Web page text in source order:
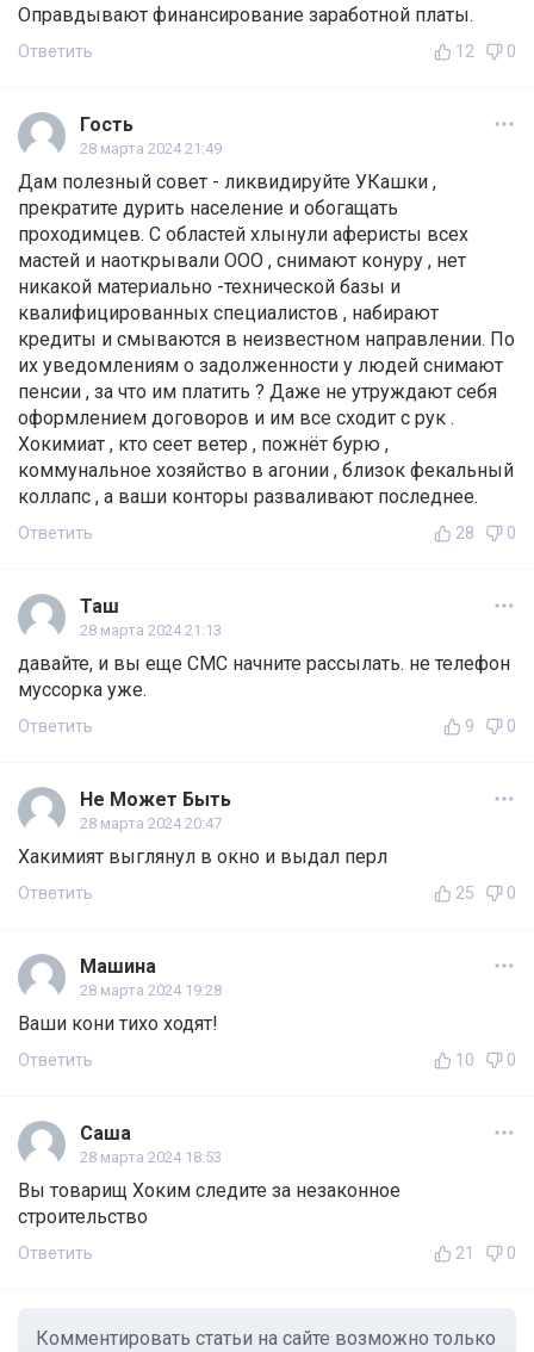
Оправдывают финансирование заработной платы.
Ответить 12 0
Гость
28 марта 2024 21:49
Дам полезный совет - ликвидируйте УКашки ,
прекратите дурить население и обогащать
проходимцев. С областей хлынули аферисты всех
мастей и наоткрывали ООО , снимают конуру , нет
никакой материально -технической базы и
квалифицированных специалистов , набирают
кредиты и смываются в неизвестном направлении. По
их уведомлениям о задолженности у людей снимают
пенсии , за что им платить ? Даже не утруждают себя
оформлением договоров и им все сходит с рук .
Хокимиат , кто сеет ветер , пожнёт бурю ,
коммунальное хозяйство в агонии , близок фекальный
коллапс , а ваши конторы разваливают последнее.
Ответить 28 0
Таш
28 марта 2024 21:13
давайте, и вы еще СМС начните рассылать. не телефон
муссорка уже.
Ответить 9 0
Не Может Быть
28 марта 2024 20:47
Хакимият выглянул в окно и выдал перл
Ответить 25 0
Машина
28 марта 2024 19:28
Ваши кони тихо ходят!
Ответить 10 0
Саша
28 марта 2024 18:53
Вы товарищ Хоким следите за незаконное
строительство
Ответить 21 0
Комментировать статьи на сайте возможно только